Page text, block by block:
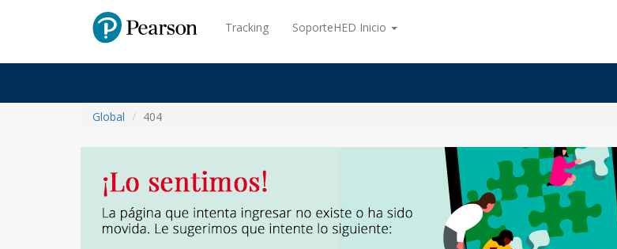
Pearson
Tracking SoporteHED Inicio
Global 404